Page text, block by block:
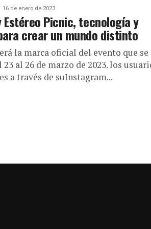
16 de enero de 2023
Estéreo Picnic, tecnología y
crear un mundo distinto
la marca oficial del evento que se
al 26 de marzo de 2023. los
a través de suInstagram...